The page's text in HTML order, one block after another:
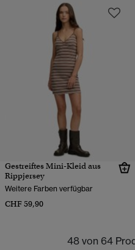
Gestreiftes Mini-Kleid aus
Rippjersey
Weitere Farben verfügbar
CHF 59,90
48 von 64